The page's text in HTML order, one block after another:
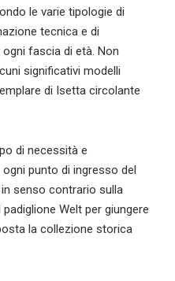
le varie tipologie di
tecnica e di
fascia di età. Non
significativi modelli
di Isetta circolante
di necessità e
punto di ingresso del
senso contrario sulla
Welt per giungere
la collezione storica